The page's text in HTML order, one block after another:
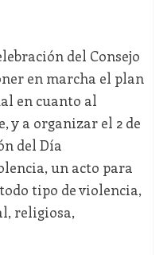
del Consejo
en marcha el plan
en cuanto al
y a organizar el 2 de
del Día
un acto para
tipo de violencia,
religiosa,